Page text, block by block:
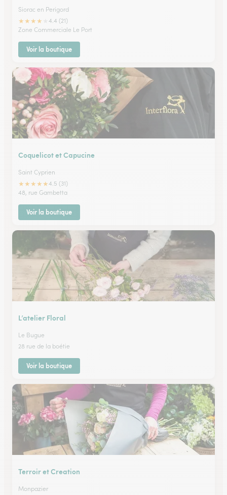
Siorac en Perigord
★★★★
4.4 (21)
Zone Commerciale Le Port
Voir la boutique
Coquelicot et Capucine
Saint Cyprien
★★★★★4.5 (31)
48, rue Gambetta
Voir la boutique
L’atelier Floral
Le Bugue
28 rue de la boétie
Voir la boutique
Terroir et Creation
Monpazier